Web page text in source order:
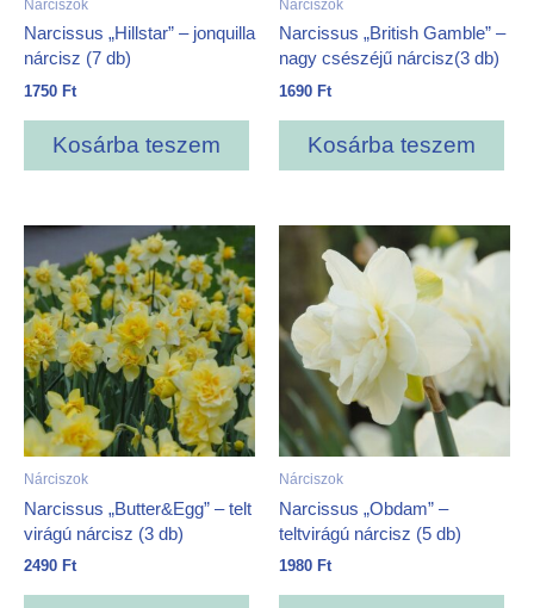
Nárciszok
Narcissus „Hillstar” – jonquilla
nárcisz (7 db)
1750 Ft
Kosárba teszem
Nárciszok
Narcissus „British Gamble” –
nagy csészéjű nárcisz(3 db)
1690 Ft
Kosárba teszem
Nárciszok
Narcissus „Butter&Egg” – telt
virágú nárcisz (3 db)
2490 Ft
Nárciszok
Narcissus „Obdam” –
teltvirágú nárcisz (5 db)
1980 Ft